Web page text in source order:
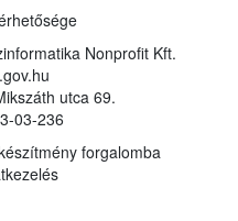
Nonprofit Kft.
utca 69.
03-236
forgalomba